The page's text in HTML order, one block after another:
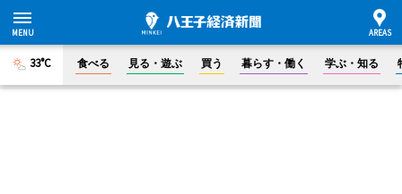
33°C 食べる 見る・遊ぶ 買う 暮らす・働く 学ぶ・知る